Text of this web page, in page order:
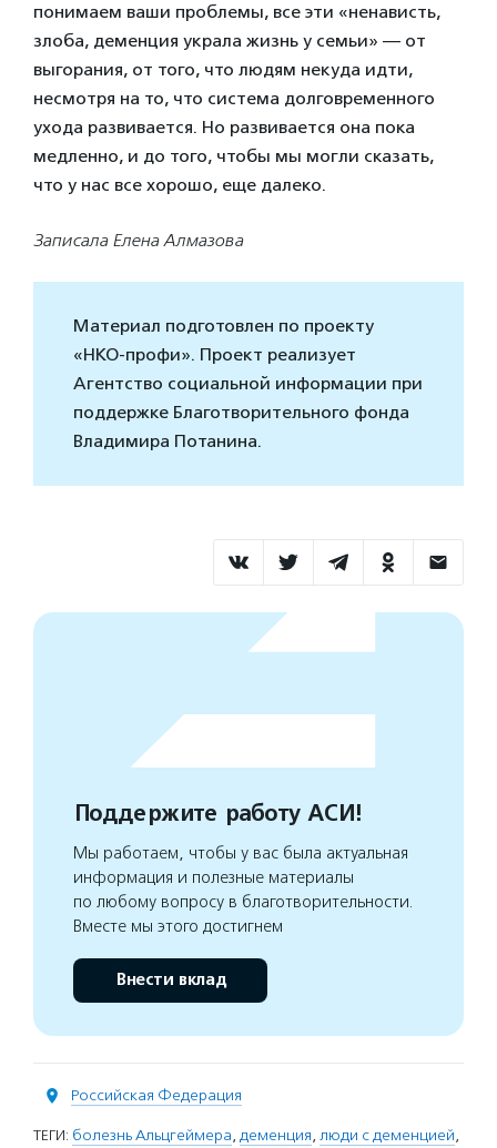
понимаем ваши проблемы, все эти «ненависть,
злоба, деменция украла жизнь у семьи» — от
выгорания, от того, что людям некуда идти,
несмотря на то, что система долговременного
ухода развивается. Но развивается она пока
медленно, и до того, чтобы мы могли сказать,
что у нас все хорошо, еще далеко.
Записала Елена Алмазова
Материал подготовлен по проекту
«НКО-профи». Проект реализует
Агентство социальной информации при
поддержке Благотворительного фонда
Владимира Потанина.
Поддержите работу АСИ!
Мы работаем, чтобы у вас была актуальная
информация и полезные материалы
по любому вопросу в благотворительности.
Вместе мы этого достигнем
Внести вклад
Российская Федерация
ТЕГИ: болезнь Альцгеймера, деменция, люди с деменцией,